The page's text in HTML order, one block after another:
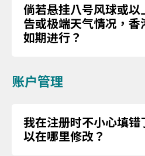
倘若悬挂八号风球或
告或极端天气情况，
如期进行？
账户管理
我在注册时不小心填错
以在哪里修改？